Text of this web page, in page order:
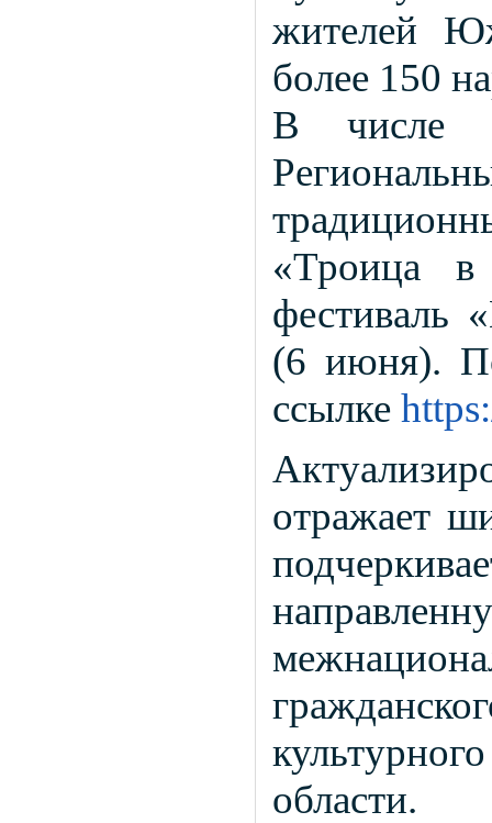
жителей
более 150
В числе
«Троица
фестиваль
(6 июня).
ссылке
отражает
области.